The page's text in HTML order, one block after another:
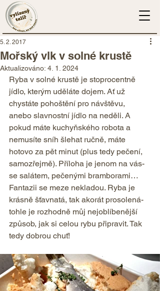
Mořský vlk v solné krustě
5. 2. 2017
Aktualizováno: 4. 1. 2024
Ryba v solné krustě je stoprocentně
jídlo, kterým uděláte dojem. Ať už
chystáte pohoštění pro návštěvu,
anebo slavnostní jídlo na neděli. A
pokud máte kuchyňského robota a
nemusíte sníh šlehat ručně, máte
hotovo za pět minut (plus tedy pečení,
samozřejmě). Příloha je jenom na vás-
se salátem, pečenými bramborami…
Fantazii se meze nekladou. Ryba je
krásně šťavnatá, tak akorát prosolená-
tohle je rozhodně můj nejoblíbenější
způsob, jak si celou rybu připravit. Tak
tedy dobrou chuť!